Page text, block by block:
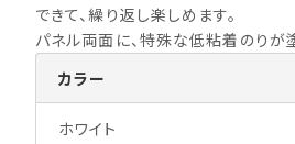
できて、繰り返し楽しめます。
パネル両面に、特殊な低粘着のりが
カラー
ホワイト